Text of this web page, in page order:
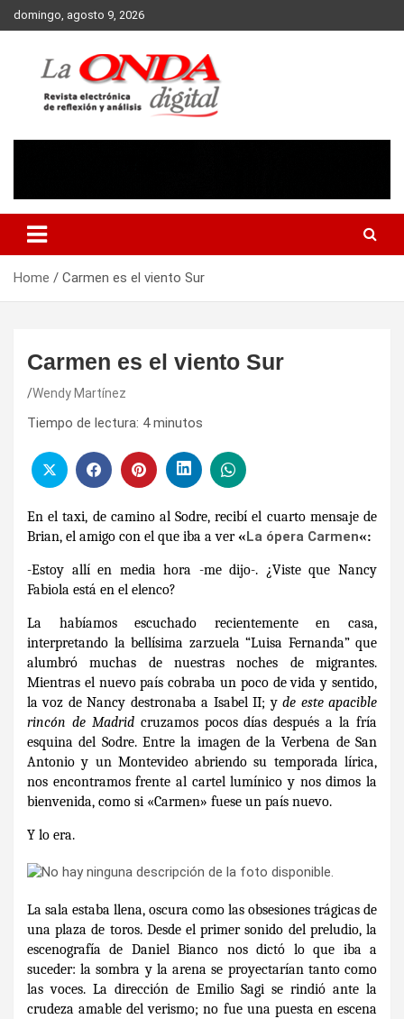
Skip
to
domingo, agosto 9, 2026
Home Carmen es el viento Sur
Carmen es el viento Sur
Wendy Martínez
Tiempo de lectura: 4 minutos
En el taxi, de camino al Sodre, recibí el cuarto mensaje de
Brian, el amigo con el que iba a ver«La ópera Carmen«:
-Estoy allí en media hora -me dijo-. ¿Viste que Nancy
Fabiola está en el elenco?
La habíamos escuchado recientemente en casa,
interpretando la bellísima zarzuela “Luisa Fernanda” que
alumbró muchas de nuestras noches de migrantes.
Mientras el nuevo país cobraba un poco de vida y sentido,
la voz de Nancy destronaba a Isabel II; yde este apacible
rincón de Madrid cruzamos pocos días después a la fría
esquina del Sodre. Entre la imagen de la Verbena de San
Antonio y un Montevideo abriendo su temporada lírica,
nos encontramos frente al cartel lumínico y nos dimos la
bienvenida, como si «Carmen» fuese un país nuevo.
Y lo era.
La sala estaba llena, oscura como las obsesiones trágicas de
una plaza de toros. Desde el primer sonido del preludio, la
escenografía de Daniel Bianco nos dictó lo que iba a
suceder: la sombra y la arena se proyectarían tanto como
las voces. La dirección de Emilio Sagi se rindió ante la
crudeza amable del verismo; no fue una puesta en escena